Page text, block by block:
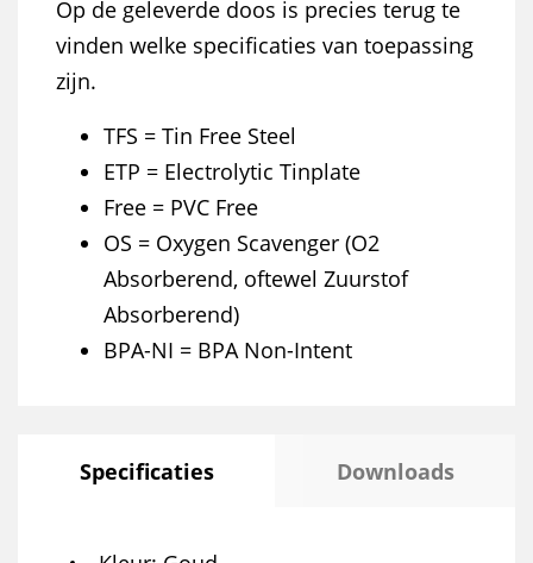
Op de geleverde doos is precies terug te
vinden welke specificaties van toepassing
zijn.
TFS = Tin Free Steel
ETP = Electrolytic Tinplate
Free = PVC Free
OS = Oxygen Scavenger (O2
Absorberend, oftewel Zuurstof
Absorberend)
BPA-NI = BPA Non-Intent
Specificaties Downloads